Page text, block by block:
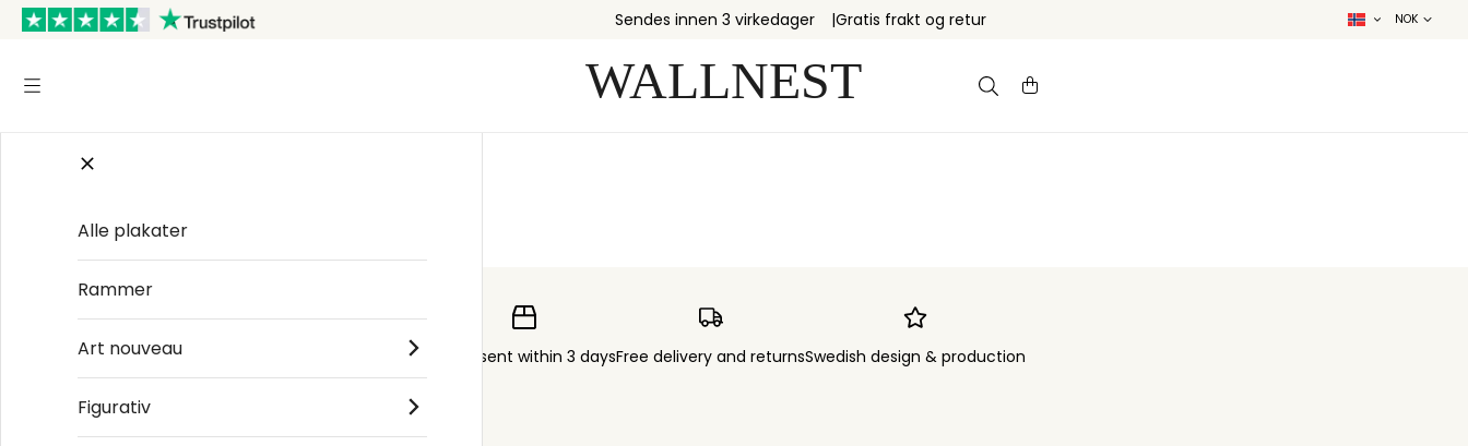
Sendes innen 3 virkedager Gratis frakt og retur
Order sent within 3 daysFree delivery and returnsSwedish design & production
Alle plakater
Rammer
Art nouveau
Figurativ